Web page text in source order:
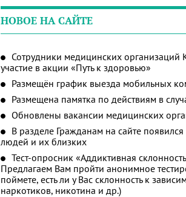
НОВОЕ НА САЙТЕ
Сотрудники медицинских организаций
участие в акции «Путь к здоровью»
Размещён график выезда мобильных
Размещена памятка по действиям в
Обновлены вакансии медицинских
В разделе Гражданам на сайте
людей и их близких
Тест-опросник «Аддиктивная
Предлагаем Вам пройти анонимное
поймете, есть ли у Вас склонность к
наркотиков, никотина и др.)